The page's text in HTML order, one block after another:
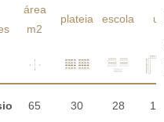
área
m2
plateia escola u
65 30 28 18